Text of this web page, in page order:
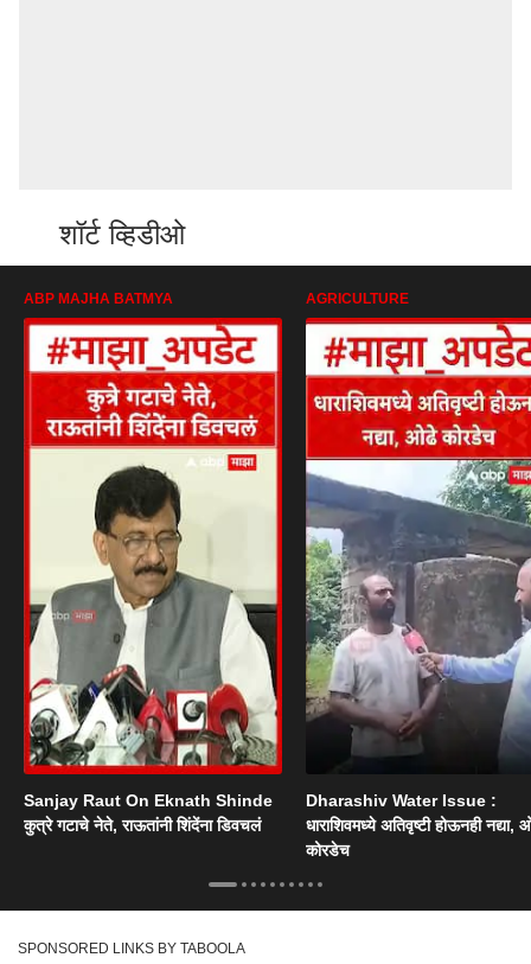
शॉर्ट व्हिडीओ
ABP MAJHA BATMYA
Sanjay Raut On Eknath Shinde
कुत्रे गटाचे नेते, राऊतांनी शिंदेंना डिवचलं
AGRICULTURE
Dharashiv Water Issue :
धाराशिवमध्ये अतिवृष्टी होऊनही नद्या,
कोरडेच
SPONSORED LINKS BY TABOOLA